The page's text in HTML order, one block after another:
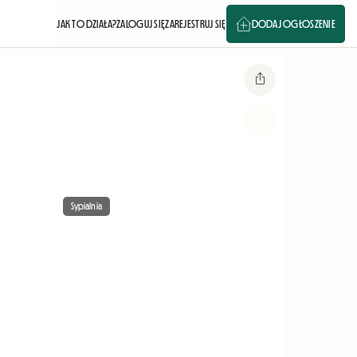
JAK TO DZIAŁA?ZALOGUJ SIĘZAREJESTRUJ SIĘ DODAJ OGŁOSZENIE
Sypialnia